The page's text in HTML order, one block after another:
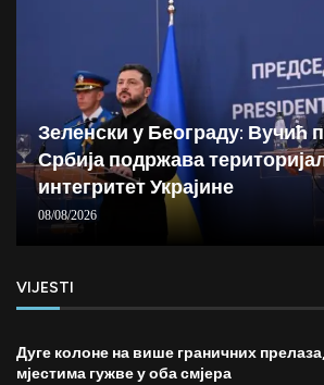
Зеленски у Београду: Вучић
Србија подржава
интегритет Украјине
08/08/2026
VIJESTI
Дуге колоне на више граничних
мјестима гужве у оба смјера